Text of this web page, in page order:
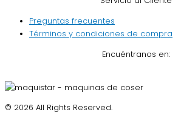
Preguntas frecuentes
Términos y condiciones de compra
Encuéntranos en:
© 2026 All Rights Reserved.